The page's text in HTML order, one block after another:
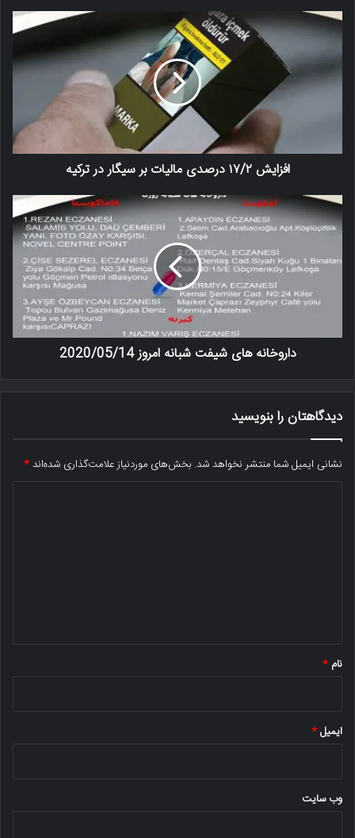
افزایش ۱۷/۲ درصدی مالیات بر سیگار در ترکیه
داروخانه های شیفت شبانه امروز 2020/05/14
دیدگاهتان را بنویسید
نشانی ایمیل شما منتشر نخواهد شد. بخش‌های موردنیاز علامت‌گذاری شده‌اند*
نام *
ایمیل*
وب‌ سایت